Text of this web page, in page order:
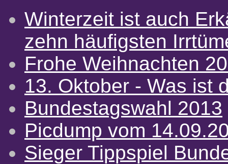
Winterzeit ist auch
zehn häufigsten
Frohe Weihnachten
13. Oktober - Was ist
Bundestagswahl 2013
Picdump vom
Sieger Tippspiel